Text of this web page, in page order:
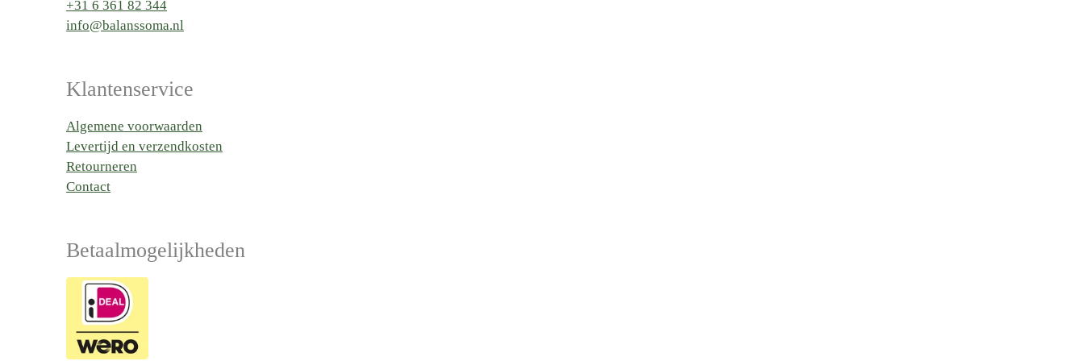
+31 6 361 82 344
info@balanssoma.nl
Klantenservice
Algemene voorwaarden
Levertijd en verzendkosten
Retourneren
Contact
Betaalmogelijkheden